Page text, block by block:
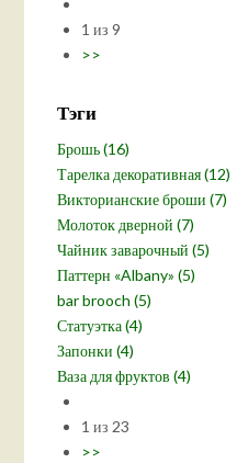
1 из 9
>>
Тэги
Брошь (16)
Тарелка декоративная (12)
Викторианские броши (7)
Молоток дверной (7)
Чайник заварочный (5)
Паттерн «Albany» (5)
bar brooch (5)
Статуэтка (4)
Запонки (4)
Ваза для фруктов (4)
1 из 23
>>